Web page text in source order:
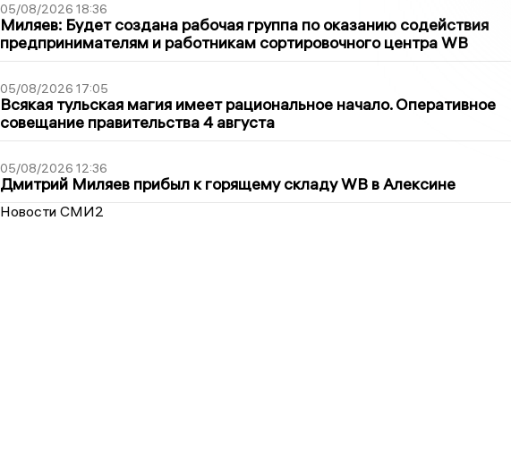
05/08/2026 18:36
Миляев: Будет создана рабочая группа по оказанию содействия
предпринимателям и работникам сортировочного центра WB
05/08/2026 17:05
Всякая тульская магия имеет рациональное начало. Оперативное
совещание правительства 4 августа
05/08/2026 12:36
Дмитрий Миляев прибыл к горящему складу WB в Алексине
Новости СМИ2